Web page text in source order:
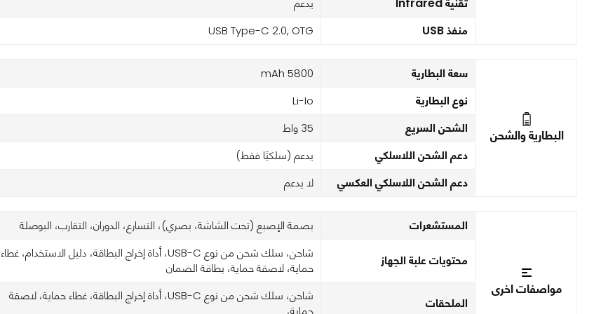
يدعم
منفذ USB USB Type-C 2.0, OTG
البطارية والشحن
سعة البطارية 5800 mAh
نوع البطارية Li-Io
الشحن السريع 35 واط
دعم الشحن اللاسلكي يدعم (سلكيًا فقط)
دعم الشحن اللاسلكي العكسي لا يدعم
مواصفات اخرى
المستشعرات بصمة الإصبع (تحت الشاشة، بصري)، التسارع، الدوران، التقارب، البوصلة
محتويات علبة الجهاز
شاحن، سلك شحن من نوع USB-C، أداة إخراج البطاقة، دليل الاستخدام، غطاء
حماية، لاصقة حماية، بطاقة الضمان
الملحقات
شاحن، سلك شحن من نوع USB-C، أداة إخراج البطاقة، غطاء حماية، لاصقة
حماية،